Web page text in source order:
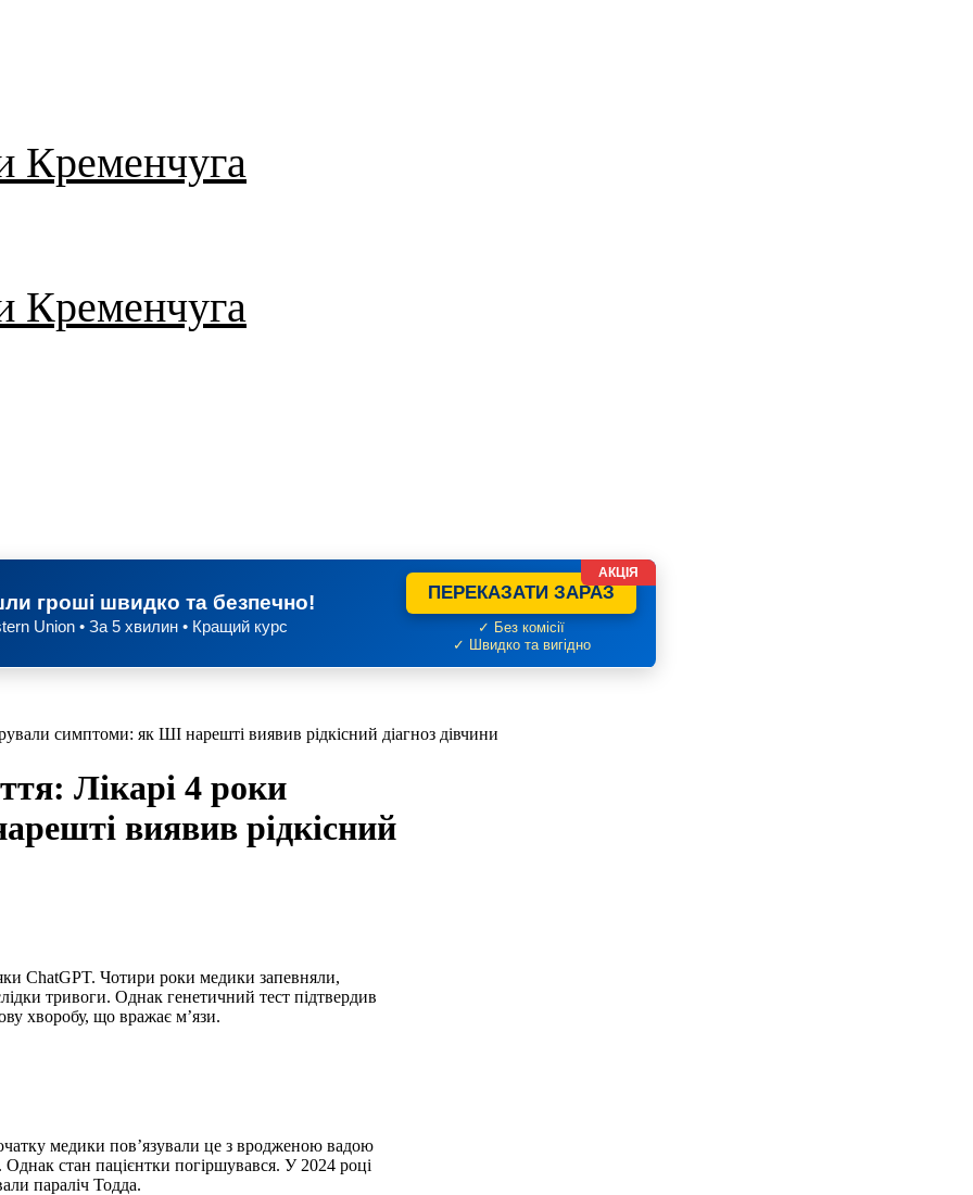
Кременчуга
Кременчуга
гроші швидко та безпечно!
Union • За 5 хвилин • Кращий курс
ПЕРЕКАЗАТИ ЗАРАЗ
✓ Без комісії
✓ Швидко та вигідно
АКЦІЯ
симптоми: як ШІ нарешті виявив рідкісний діагноз дівчини
Лікарі 4 роки
виявив рідкісний
ChatGPT. Чотири роки медики запевняли,
тривоги. Однак генетичний тест підтвердив
хворобу, що вражає м’язи.
медики пов’язували це з вродженою вадою
стан пацієнтки погіршувався. У 2024 році
параліч Тодда.